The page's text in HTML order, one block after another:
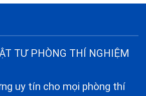
TƯ PHÒNG THÍ NGHIỆM
uy tín cho mọi phòng thí